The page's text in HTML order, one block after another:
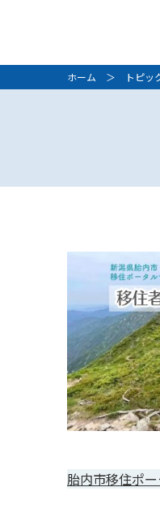
ホーム ＞ トピッ
胎内市移住ポ